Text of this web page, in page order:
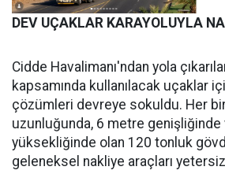
DEV UÇAKLAR KARAYOLUYLA
Cidde Havalimanı'ndan yola
kapsamında kullanılacak uçaklar
çözümleri devreye sokuldu. Her
uzunluğunda, 6 metre
yüksekliğinde olan 120 tonluk
geleneksel nakliye araçları yetersiz